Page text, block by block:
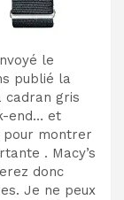
le
publié la
cadran gris
end… et
pour montrer
. Macy’s
donc
Je ne peux